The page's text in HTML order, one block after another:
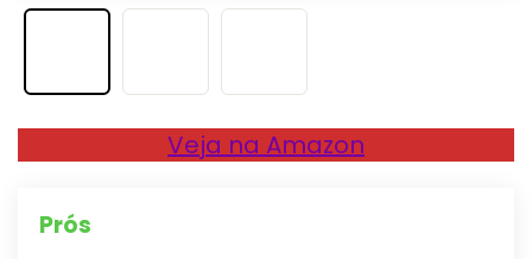
Veja na Amazon
Prós